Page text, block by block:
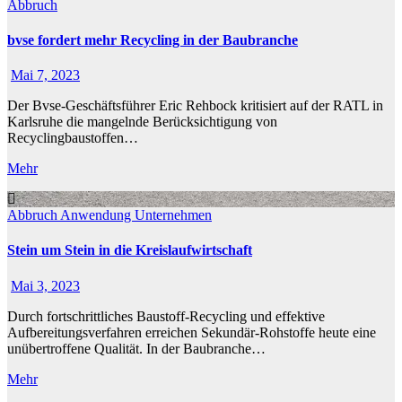
Abbruch
bvse fordert mehr Recycling in der Baubranche
Mai 7, 2023
Der Bvse-Geschäftsführer Eric Rehbock kritisiert auf der RATL in
Karlsruhe die mangelnde Berücksichtigung von
Recyclingbaustoffen…
Mehr
Abbruch Anwendung Unternehmen
Stein um Stein in die Kreislaufwirtschaft
Mai 3, 2023
Durch fortschrittliches Baustoff-Recycling und effektive
Aufbereitungsverfahren erreichen Sekundär-Rohstoffe heute eine
unübertroffene Qualität. In der Baubranche…
Mehr